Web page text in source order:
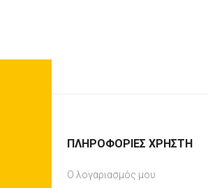
ΠΛΗΡΟΦΟΡΊΕΣ ΧΡΉΣΤΗ
Ο λογαριασμός μου